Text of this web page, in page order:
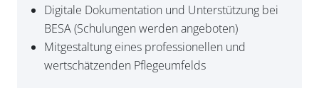
Digitale Dokumentation und Unterstützung bei
BESA (Schulungen werden angeboten)
Mitgestaltung eines professionellen und
wertschätzenden Pflegeumfelds